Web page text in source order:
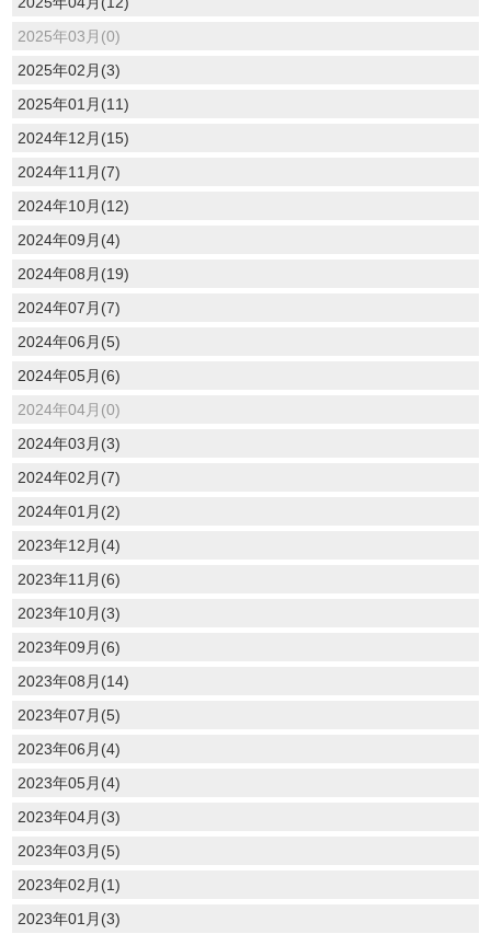
2025年03月(0)
2025年02月(3)
2025年01月(11)
2024年12月(15)
2024年11月(7)
2024年10月(12)
2024年09月(4)
2024年08月(19)
2024年07月(7)
2024年06月(5)
2024年05月(6)
2024年04月(0)
2024年03月(3)
2024年02月(7)
2024年01月(2)
2023年12月(4)
2023年11月(6)
2023年10月(3)
2023年09月(6)
2023年08月(14)
2023年07月(5)
2023年06月(4)
2023年05月(4)
2023年04月(3)
2023年03月(5)
2023年02月(1)
2023年01月(3)